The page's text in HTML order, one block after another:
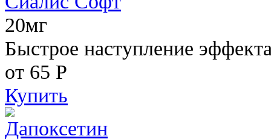
20мг
Быстрое наступление
от 65 Р
Купить